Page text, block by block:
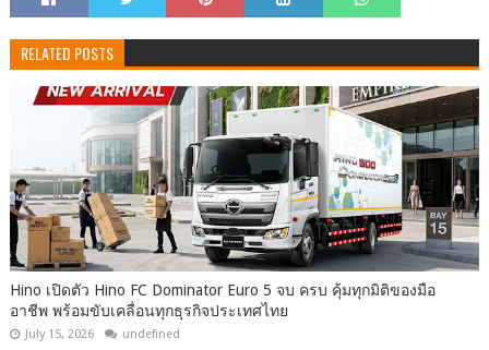
RELATED POSTS
Hino เปิดตัว Hino FC Dominator Euro 5 จบ ครบ คุ้มทุกมิติของมือ
อาชีพ พร้อมขับเคลื่อนทุกธุรกิจประเทศไทย
July 15, 2026 undefined